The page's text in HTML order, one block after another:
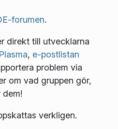
forumen.
direkt till utvecklarna
, e-postlistan
problem via
om vad gruppen gör,
verkligen.